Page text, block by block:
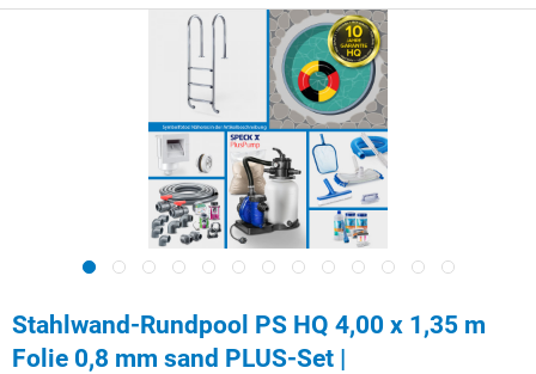
Stahlwand-Rundpool PS HQ 4,00 x 1,35 m
Folie 0,8 mm sand PLUS-Set |